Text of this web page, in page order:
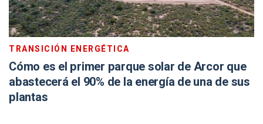
TRANSICIÓN ENERGÉTICA
Cómo es el primer parque solar de Arcor que
abastecerá el 90% de la energía de una de sus
plantas